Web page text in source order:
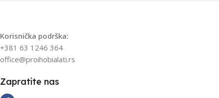
Korisnička podrška:
+381 63 1246 364
office@proihobialati.rs
Zapratite nas